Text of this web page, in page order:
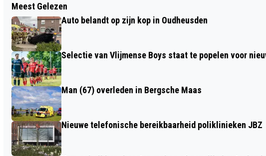
AFTRAP VERENIGD LEISURE HEUSDEN
BIJ KASTEEL STEENENBURG
Meest Gelezen
Auto belandt op zijn kop in Oudheusden
Selectie van Vlijmense Boys staat te popelen voor
Man (67) overleden in Bergsche Maas
Nieuwe telefonische bereikbaarheid poliklinieken JBZ